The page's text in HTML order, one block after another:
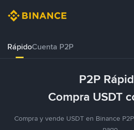
RápidoCuenta P2P
P2P
Compra USDT
Compra y vende USDT en Binance